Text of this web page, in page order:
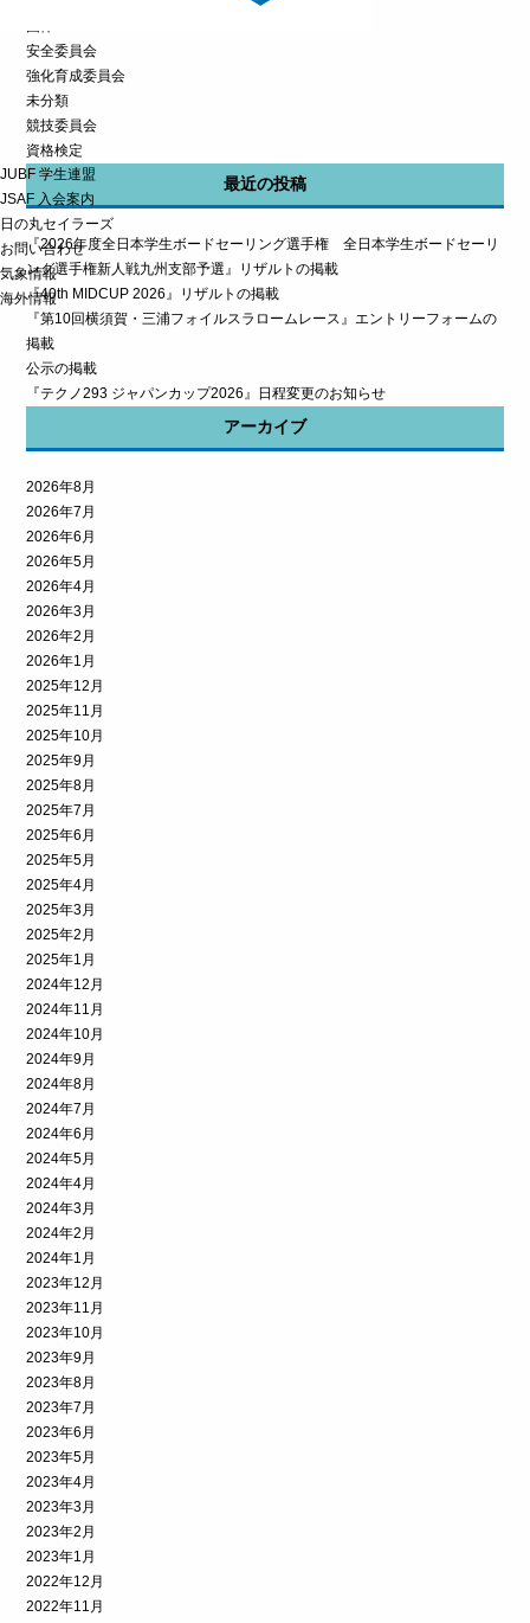
JUBF 学生連盟
JSAF 入会案内
日の丸セイラーズ
お問い合わせ
気象情報
海外情報
安全委員会
強化育成委員会
未分類
競技委員会
資格検定
最近の投稿
『2026年度全日本学生ボードセーリング選手権 全日本学生ボードセーリ
ング選手権新人戦九州支部予選』リザルトの掲載
『40th MIDCUP 2026』リザルトの掲載
『第10回横須賀・三浦フォイルスラロームレース』エントリーフォームの
掲載
公示の掲載
『テクノ293 ジャパンカップ2026』日程変更のお知らせ
アーカイブ
2026年8月
2026年7月
2026年6月
2026年5月
2026年4月
2026年3月
2026年2月
2026年1月
2025年12月
2025年11月
2025年10月
2025年9月
2025年8月
2025年7月
2025年6月
2025年5月
2025年4月
2025年3月
2025年2月
2025年1月
2024年12月
2024年11月
2024年10月
2024年9月
2024年8月
2024年7月
2024年6月
2024年5月
2024年4月
2024年3月
2024年2月
2024年1月
2023年12月
2023年11月
2023年10月
2023年9月
2023年8月
2023年7月
2023年6月
2023年5月
2023年4月
2023年3月
2023年2月
2023年1月
2022年12月
2022年11月